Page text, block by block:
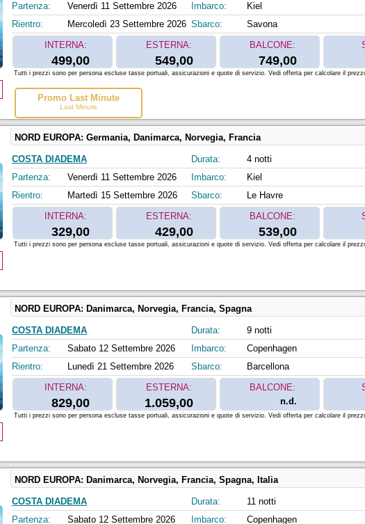
Partenza:
Venerdì 11 Settembre 2026
Rientro:
Mercoledì 23 Settembre 2026
Imbarco:
Kiel
Sbarco:
Savona
INTERNA:
499,00
ESTERNA:
549,00
BALCONE:
749,00
Promo Last Minute
Last Minute
Tutti i prezzi sono per persona escluse tasse portuali, assicurazioni e quote di servizio. Vedi offerta per calcolare il
NORD EUROPA: Germania, Danimarca, Norvegia, Francia
COSTA DIADEMA
Partenza:
Venerdì 11 Settembre 2026
Rientro:
Martedì 15 Settembre 2026
Durata:
4 notti
Imbarco:
Kiel
Sbarco:
Le Havre
INTERNA:
329,00
ESTERNA:
429,00
BALCONE:
539,00
Tutti i prezzi sono per persona escluse tasse portuali, assicurazioni e quote di servizio. Vedi offerta per calcolare il
NORD EUROPA: Danimarca, Norvegia, Francia, Spagna
COSTA DIADEMA
Partenza:
Sabato 12 Settembre 2026
Rientro:
Lunedì 21 Settembre 2026
Durata:
9 notti
Imbarco:
Copenhagen
Sbarco:
Barcellona
INTERNA:
829,00
ESTERNA:
1.059,00
BALCONE:
n.d.
Tutti i prezzi sono per persona escluse tasse portuali, assicurazioni e quote di servizio. Vedi offerta per calcolare il
NORD EUROPA: Danimarca, Norvegia, Francia, Spagna, Italia
COSTA DIADEMA
Partenza:
Sabato 12 Settembre 2026
Durata:
11 notti
Imbarco:
Copenhagen